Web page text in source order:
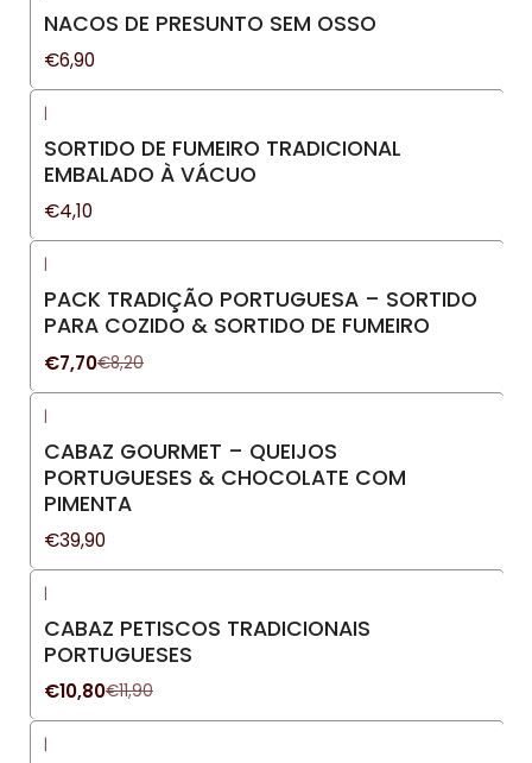
NACOS DE PRESUNTO SEM OSSO
€6,90
|
SORTIDO DE FUMEIRO TRADICIONAL
EMBALADO À VÁCUO
€4,10
DESCONTO
|
PACK TRADIÇÃO PORTUGUESA – SORTIDO
PARA COZIDO & SORTIDO DE FUMEIRO
€7,70€8,20
|
CABAZ GOURMET – QUEIJOS
PORTUGUESES & CHOCOLATE COM
PIMENTA
€39,90
|
CABAZ PETISCOS TRADICIONAIS
PORTUGUESES
€10,80€11,90
|